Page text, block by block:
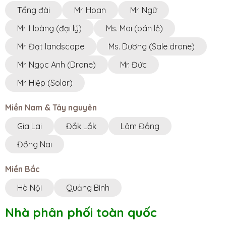
NHÀ BÈ AGRI || VP ĐĂK LẮK
Tây Nguyên ·Ngã 3 KoretVina, Thôn 13, Xã
PơngDrang, Tỉnh ĐắkLắk
8h00 - 17h00
Tây Nguyên ·21 nguyễn thị định, đức trọng, lâm đồng
0355430003
NHÀ BÈ AGRI || VP HÀ NỘI
Miền Bắc ·
Lâm, Hà Nội
Miền Nam ·
QL56, Duyên Lãng, Cẩm Mỹ, Đồng Nai,
0345791468
Tổng đài
Mr. Hoan
Mr. Ngữ
Mr. Hoàng (đại lý)
Ms. Mai (bán lẻ)
Mr. Đạt landscape
Ms. Dương (Sale drone)
Mr. Ngọc Anh (Drone)
Mr. Đức
Mr. Hiệp (Solar)
Miền Nam & Tây nguyên
Gia Lai
Đắk Lắk
Lâm Đồng
Đồng Nai
Miền Bắc
Hà Nội
Quảng Bình
Nhà phân phối toàn quốc